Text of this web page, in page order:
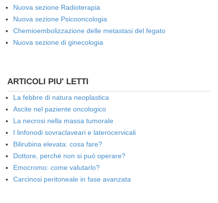
Nuova sezione Radioterapia
Nuova sezione Psicooncologia
Chemioembolizzazione delle metastasi del fegato
Nuova sezione di ginecologia
ARTICOLI PIU' LETTI
La febbre di natura neoplastica
Ascite nel paziente oncologico
La necrosi nella massa tumorale
I linfonodi sovraclaveari e laterocervicali
Bilirubina elevata: cosa fare?
Dottore, perché non si può operare?
Emocromo: come valutarlo?
Carcinosi peritoneale in fase avanzata